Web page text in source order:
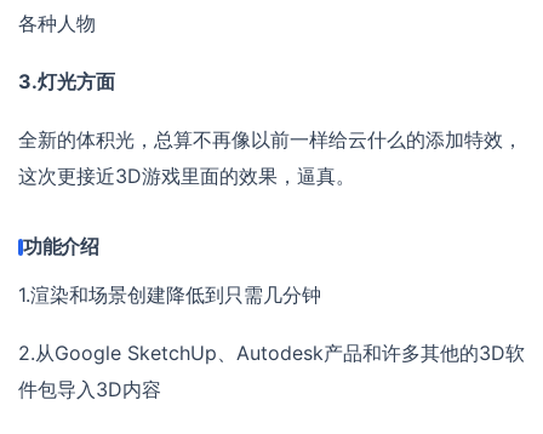
各种人物
3.灯光方面
全新的体积光，总算不再像以前一样给云什么的添加特效，
这次更接近3D游戏里面的效果，逼真。
功能介绍
1.渲染和场景创建降低到只需几分钟
2.从Google SketchUp、Autodesk产品和许多其他的3D软
件包导入3D内容